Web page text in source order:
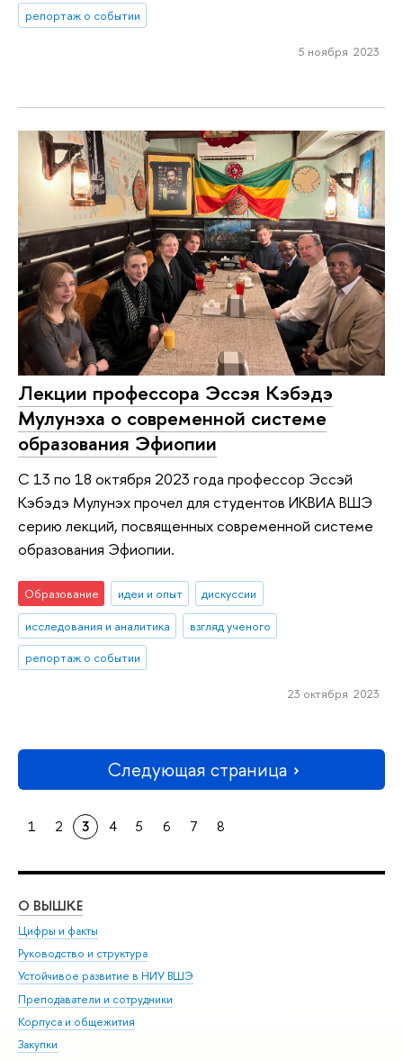
репортаж о событии
5 ноября 2023
Лекции профессора Эссэя Кэбэдэ
Мулунэха о современной системе
образования Эфиопии
С 13 по 18 октября 2023 года профессор Эссэй
Кэбэдэ Мулунэх прочел для студентов ИКВИА ВШЭ
серию лекций, посвященных современной системе
образования Эфиопии.
Образование идеи и опыт
дискуссии
исследования и аналитика
взгляд ученого
репортаж о событии
23 октября 2023
Следующая страница
1 2 3 4 5 6 7 8
О ВЫШКЕ
Цифры и факты
Руководство и структура
Устойчивое развитие в НИУ ВШЭ
Преподаватели и сотрудники
Корпуса и общежития
Закупки